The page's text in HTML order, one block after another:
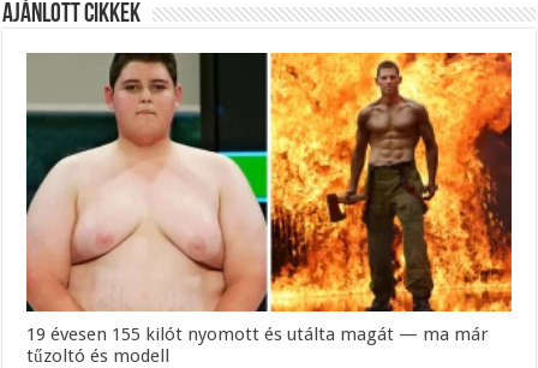
Ajánlott Cikkek
19 évesen 155 kilót nyomott és utálta magát — ma már
tűzoltó és modell